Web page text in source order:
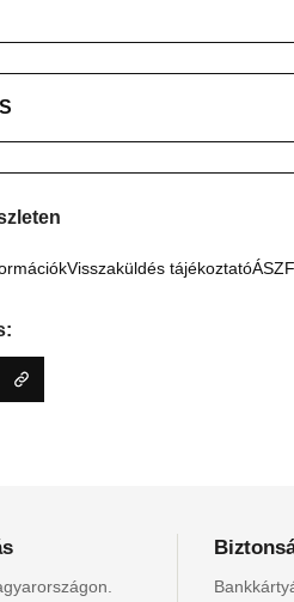
Visszaküldés tájékoztatóÁSZF